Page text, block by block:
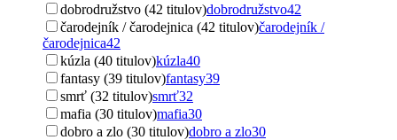
dobrodružstvo (42 titulov)dobrodružstvo42
čarodejník / čarodejnica (42 titulov)čarodejník /
čarodejnica42
kúzla (40 titulov)kúzla40
fantasy (39 titulov)fantasy39
smrť (32 titulov)smrť32
mafia (30 titulov)mafia30
dobro a zlo (30 titulov)dobro a zlo30